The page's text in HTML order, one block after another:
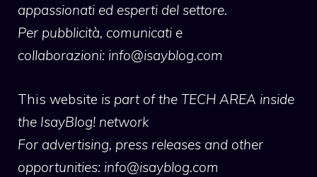
appassionati ed esperti del settore.
Per pubblicità, comunicati e
collaborazioni: info@isayblog.com
This website is part of the TECH AREA inside
the IsayBlog! network
For advertising, press releases and other
opportunities: info@isayblog.com